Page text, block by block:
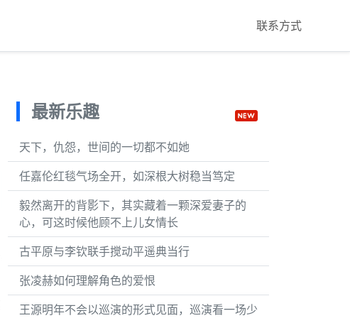
联系方式
最新乐趣
天下，仇怨，世间的一切都不如她
任嘉伦红毯气场全开，如深根大树稳当笃定
毅然离开的背影下，其实藏着一颗深爱妻子的
心，可这时候他顾不上儿女情长
古平原与李钦联手搅动平遥典当行
张凌赫如何理解角色的爱恨
王源明年不会以巡演的形式见面，巡演看一场少